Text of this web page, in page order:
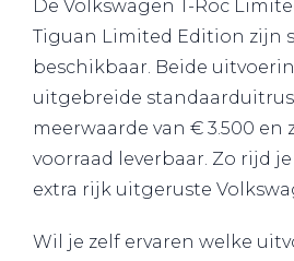
De Volkswagen T-Roc
Tiguan Limited Edition zijn
beschikbaar. Beide
uitgebreide
meerwaarde van € 3.500
voorraad leverbaar. Zo rijd
extra rijk uitgeruste
Wil je zelf ervaren welke